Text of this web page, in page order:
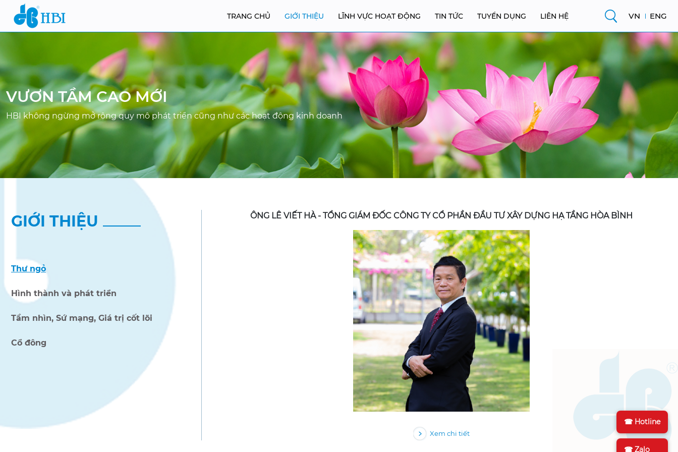
TRANG CHỦ GIỚI THIỆU LĨNH VỰC HOẠT ĐỘNG TIN TỨC TUYỂN DỤNG LIÊN HỆ VN ENG
VƯƠN TẦM CAO MỚI
HBI không ngừng mở rộng quy mô phát triển cũng như các hoạt động kinh doanh
GIỚI THIỆU
Thư ngỏ
Hình thành và phát triển
Tầm nhìn, Sứ mạng, Giá trị cốt lõi
Cổ đông
ÔNG LÊ VIẾT HÀ - TỔNG GIÁM ĐỐC CÔNG TY CỔ PHẦN ĐẦU TƯ XÂY DỰNG HẠ TẦNG HÒA BÌNH
Xem chi tiết
☎ Hotline
☎ Zalo